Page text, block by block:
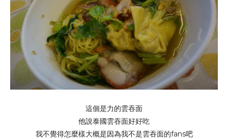
這個是力的雲吞面
他說泰國雲吞面好好吃
我不覺得怎麼樣大概是因為我不是雲吞面的fans吧